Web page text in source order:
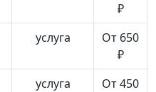
₽
услуга
От 650
₽
услуга
От 450